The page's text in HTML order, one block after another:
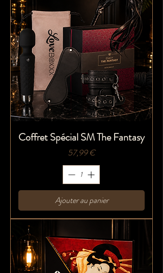
Coffret Spécial SM The Fantasy
Prix
57,99 €
Ajouter au panier